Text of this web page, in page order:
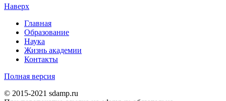
Наверх
Главная
Образование
Наука
Жизнь академии
Контакты
Полная версия
© 2015-2021 sdamp.ru